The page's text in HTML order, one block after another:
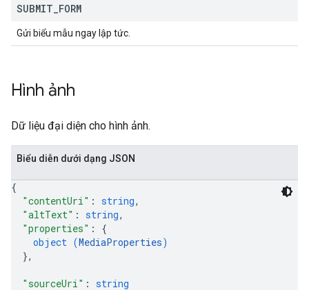
SUBMIT FORM
Gửi biểu mẫu ngay lập tức.
Hình ảnh
Dữ liệu đại diện cho hình ảnh.
Biểu diễn dưới dạng JSON
{
"contentUri" : string,
"altText" : string,
"properties" : {
object (MediaProperties)
},
"sourceUri" : string